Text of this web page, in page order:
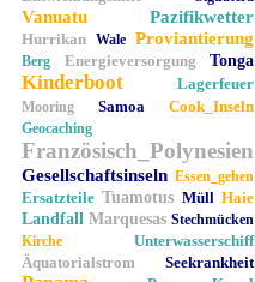
Vanuatu Pazifikwetter
Hurrikan Wale Proviantierung
Berg Energieversorgung Tonga
Kinderboot Lagerfeuer
Mooring Samoa Cook_Inseln
Geocaching
Französisch_Polynesien
Gesellschaftsinseln Essen_gehen
Ersatzteile Tuamotus Müll Haie
Landfall Marquesas Stechmücken
Kirche
Unterwasserschiff
Äquatorialstrom
Seekrankheit